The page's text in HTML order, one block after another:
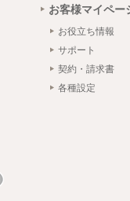
お客様マイペー
お役立ち情報
サポート
契約・請求書
各種設定